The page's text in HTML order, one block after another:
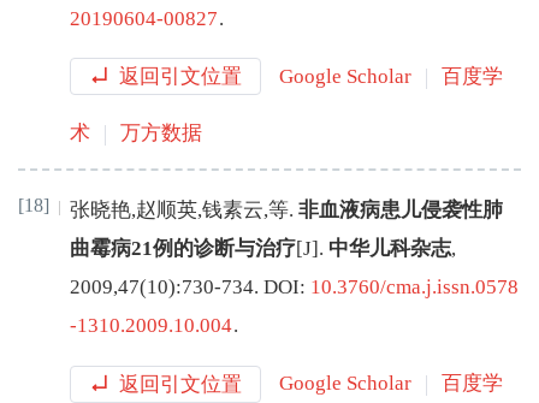
20190604-00827.
返回引文位置 Google Scholar 百度学
术 万方数据
[18] 张晓艳,赵顺英,钱素云,等. 非血液病患儿侵袭性肺
曲霉病21例的诊断与治疗[J] . 中华儿科杂志,
2009,47(10):730-734. DOI: 10.3760/cma.j.issn.0578
-1310.2009.10.004.
返回引文位置 Google Scholar 百度学